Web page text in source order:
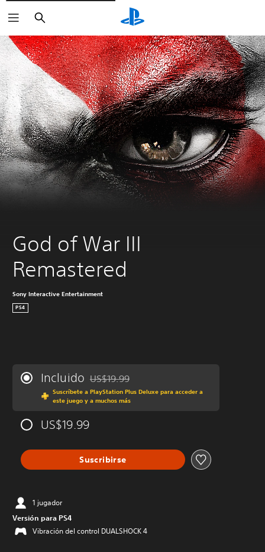
Buscar
God of War III
Remastered
Sony Interactive Entertainment
PS4
Incluido Rebajado del precio original de US$19.99
US$19.99
Suscríbete a PlayStation Plus Deluxe para acceder a
este juego y a muchos más
US$19.99
Suscribirse
1 jugador
Versión para PS4
Vibración del control DUALSHOCK 4